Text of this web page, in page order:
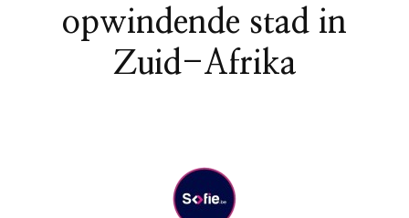
opwindende stad in
Zuid-Afrika